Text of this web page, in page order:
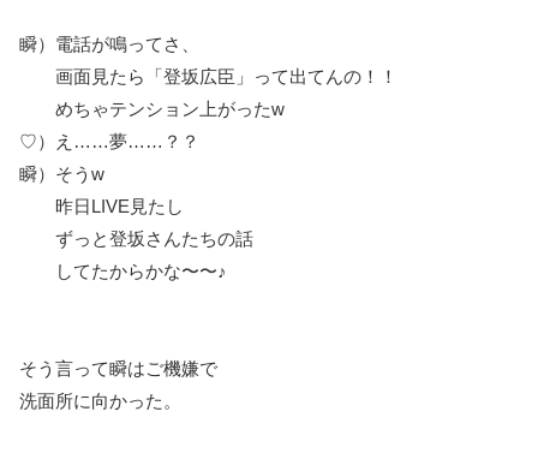
瞬）電話が鳴ってさ、
画面見たら「登坂広臣」って出てんの！！
めちゃテンション上がったw
♡）え……夢……？？
瞬）そうw
昨日LIVE見たし
ずっと登坂さんたちの話
してたからかな〜〜♪
そう言って瞬はご機嫌で
洗面所に向かった。